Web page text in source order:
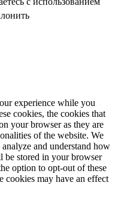
experience while you
cookies, the cookies that
your browser as they are
of the website. We
and understand how
be stored in your browser
option to opt-out of these
cookies may have an effect